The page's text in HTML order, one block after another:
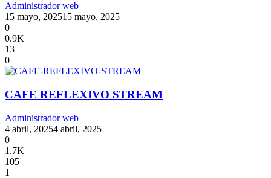
Administrador web
15 mayo, 202515 mayo, 2025
0
0.9K
13
0
CAFE REFLEXIVO STREAM
Administrador web
4 abril, 20254 abril, 2025
0
1.7K
105
1